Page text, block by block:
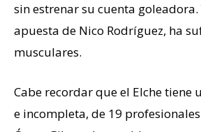
sin estrenar su cuenta
apuesta de Nico Rodríguez, ha
musculares.
Cabe recordar que el Elche tiene
e incompleta, de 19